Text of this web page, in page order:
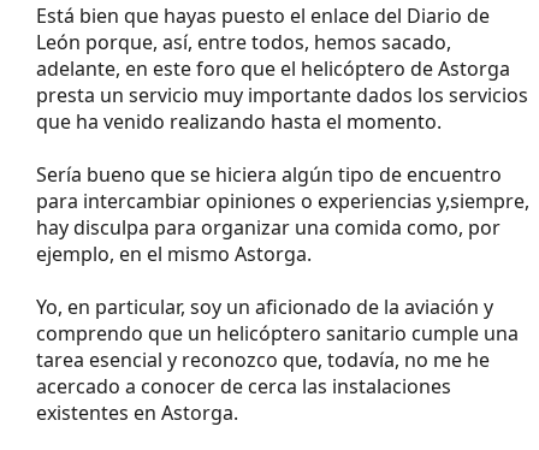
Está bien que hayas puesto el enlace del Diario de
León porque, así, entre todos, hemos sacado,
adelante, en este foro que el helicóptero de Astorga
presta un servicio muy importante dados los servicios
que ha venido realizando hasta el momento.
Sería bueno que se hiciera algún tipo de encuentro
para intercambiar opiniones o experiencias y,siempre,
hay disculpa para organizar una comida como, por
ejemplo, en el mismo Astorga.
Yo, en particular, soy un aficionado de la aviación y
comprendo que un helicóptero sanitario cumple una
tarea esencial y reconozco que, todavía, no me he
acercado a conocer de cerca las instalaciones
existentes en Astorga.